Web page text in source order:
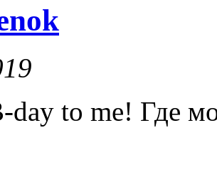
day to me! Где